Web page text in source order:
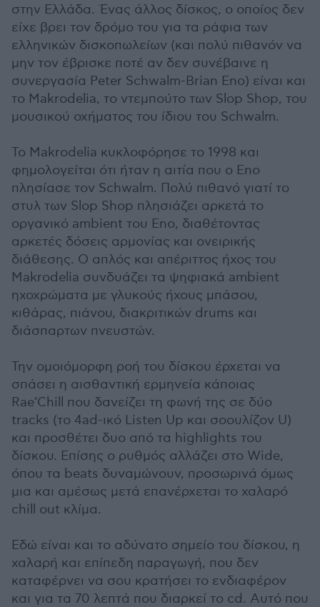
στην Ελλάδα. Ένας άλλος δίσκος, ο οποίος δεν
είχε βρει τον δρόμο του για τα ράφια των
ελληνικών δισκοπωλείων (και πολύ πιθανόν να
μην τον έβρισκε ποτέ αν δεν συνέβαινε η
συνεργασία Peter Schwalm-Brian Eno) είναι και
το Makrodelia, το ντεμπούτο των Slop Shop, του
μουσικού οχήματος του ίδιου του Schwalm.
Το Makrodelia κυκλοφόρησε το 1998 και
φημολογείται ότι ήταν η αιτία που ο Eno
πλησίασε τον Schwalm. Πολύ πιθανό γιατί το
στυλ των Slop Shop πλησιάζει αρκετά το
οργανικό ambient του Eno, διαθέτοντας
αρκετές δόσεις αρμονίας και ονειρικής
διάθεσης. Ο απλός και απέριττος ήχος του
Makrodelia συνδυάζει τα ψηφιακά ambient
ηχοχρώματα με γλυκούς ήχους μπάσου,
κιθάρας, πιάνου, διακριτικών drums και
διάσπαρτων πνευστών.
Την ομοιόμορφη ροή του δίσκου έρχεται να
σπάσει η αισθαντική ερμηνεία κάποιας
Rae’Chill που δανείζει τη φωνή της σε δύο
tracks (το 4ad-ικό Listen Up και σοουλίζον U)
και προσθέτει δυο από τα highlights του
δίσκου. Επίσης ο ρυθμός αλλάζει στο Wide,
όπου τα beats δυναμώνουν, προσωρινά όμως
μια και αμέσως μετά επανέρχεται το χαλαρό
chill out κλίμα.
Εδώ είναι και το αδύνατο σημείο του δίσκου, η
χαλαρή και επίπεδη παραγωγή, που δεν
καταφέρνει να σου κρατήσει το ενδιαφέρον
και για τα 70 λεπτά που διαρκεί το cd. Αυτό που